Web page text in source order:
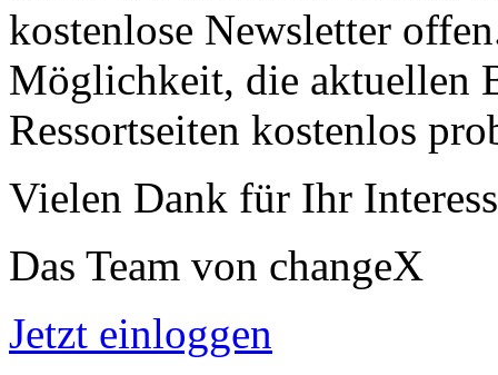
kostenlose Newsletter
Möglichkeit, die aktuellen
Ressortseiten kostenlos
Vielen Dank für Ihr
Das Team von changeX
Jetzt einloggen